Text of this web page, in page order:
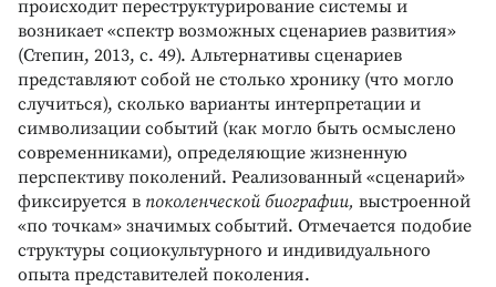
происходит переструктурирование системы и
возникает «спектр возможных сценариев развития»
(Степин, 2013, с. 49). Альтернативы сценариев
представляют собой не столько хронику (что могло
случиться), сколько варианты интерпретации и
символизации событий (как могло быть осмыслено
современниками), определяющие жизненную
перспективу поколений. Реализованный «сценарий»
фиксируется в поколенческой биографии, выстроенной
«по точкам» значимых событий. Отмечается подобие
структуры социокультурного и индивидуального
опыта представителей поколения.